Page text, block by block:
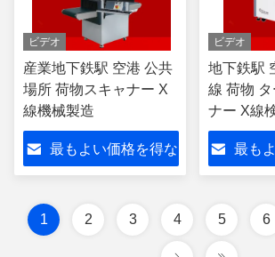
ビデオ
産業地下鉄駅 空港 公共
場所 荷物スキャナー X
線機械製造
最もよい価格を得な
ビデオ
地下鉄駅
線 荷物
ナー X線
最も
1 2 3 4 5 6